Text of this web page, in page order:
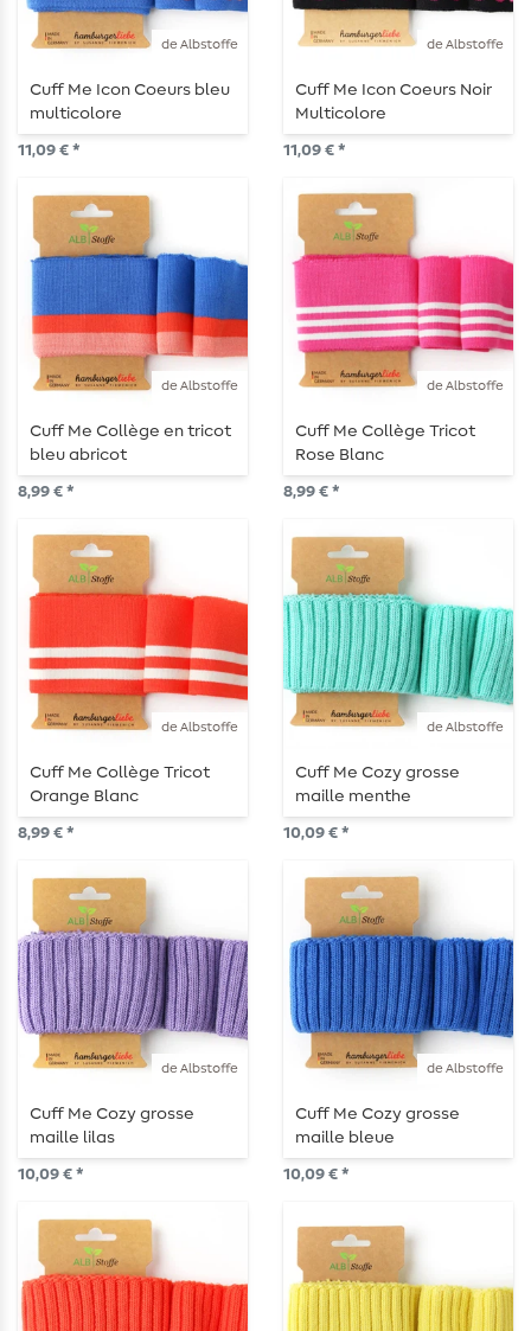
de Albstoffe
Cuff Me Icon Coeurs bleu
multicolore
11,09 € *
de Albstoffe
Cuff Me Icon Coeurs Noir
Multicolore
11,09 € *
de Albstoffe
Cuff Me Collège en tricot
bleu abricot
8,99 € *
de Albstoffe
Cuff Me Collège Tricot
Rose Blanc
8,99 € *
de Albstoffe
Cuff Me Collège Tricot
Orange Blanc
8,99 € *
de Albstoffe
Cuff Me Cozy grosse
maille menthe
10,09 € *
de Albstoffe
Cuff Me Cozy grosse
maille lilas
10,09 € *
de Albstoffe
Cuff Me Cozy grosse
maille bleue
10,09 € *